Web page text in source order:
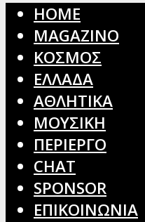
HOME
MAGAZINO
ΚΟΣΜΟΣ
ΕΛΛΑΔΑ
ΑΘΛΗΤΙΚΑ
ΜΟΥΣΙΚΗ
ΠΕΡΙΕΡΓΟ
CHAT
SPONSOR
ΕΠΙΚΟΙΝΩΝΙΑ